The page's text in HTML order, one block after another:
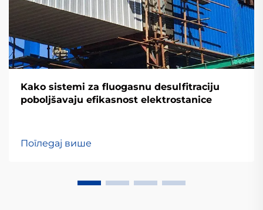
Kako sistemi za fluogasnu desulfitraciju
poboljšavaju efikasnost elektrostanice
Погледај више